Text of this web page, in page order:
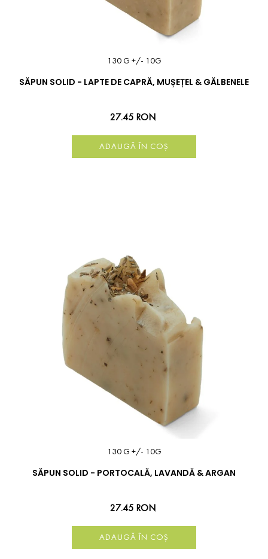
130 G +/- 10G
SĂPUN SOLID - LAPTE DE CAPRĂ, MUȘEȚEL & GĂLBENELE
27.45 RON
ADAUGĂ ÎN COȘ
130 G +/- 10G
SĂPUN SOLID - PORTOCALĂ, LAVANDĂ & ARGAN
27.45 RON
ADAUGĂ ÎN COȘ